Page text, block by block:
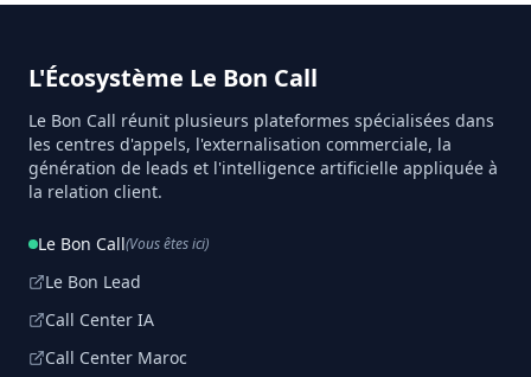
L'Écosystème Le Bon Call
Le Bon Call réunit plusieurs plateformes spécialisées dans
les centres d'appels, l'externalisation commerciale, la
génération de leads et l'intelligence artificielle appliquée à
la relation client.
Le Bon Call(Vous êtes ici)
Le Bon Lead
Call Center IA
Call Center Maroc